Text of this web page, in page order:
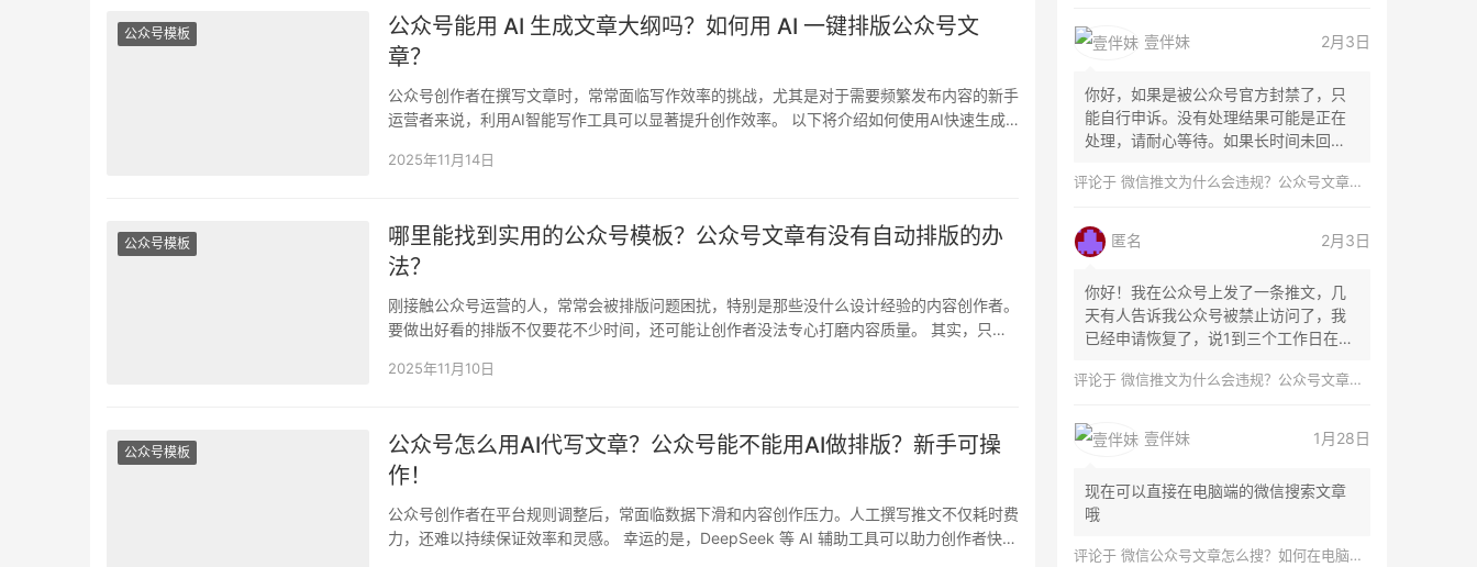
公众号模板
公众号能用 AI 生成文章大纲吗？如何用 AI 一键排版公众号文
章？
公众号创作者在撰写文章时，常常面临写作效率的挑战，尤其是对于需要频繁发布内容的新手
运营者来说，利用AI智能写作工具可以显著提升创作效率。 以下将介绍如何使用AI快速生成
2025年11月14日
公众号模板
哪里能找到实用的公众号模板？公众号文章有没有自动排版的办
法？
刚接触公众号运营的人，常常会被排版问题困扰，特别是那些没什么设计经验的内容创作者。
要做出好看的排版不仅要花不少时间，还可能让创作者没法专心打磨内容质量。 其实，只要
2025年11月10日
公众号模板
公众号怎么用AI代写文章？公众号能不能用AI做排版？新手可操
作！
公众号创作者在平台规则调整后，常面临数据下滑和内容创作压力。人工撰写推文不仅耗时费
力，还难以持续保证效率和灵感。 幸运的是，DeepSeek 等 AI 辅助工具可以助力创作者快速
壹伴妹 2月3日
你好，如果是被公众号官方封禁了，只
能自行申诉。没有处理结果可能是正在
处理，请耐心等待。如果长时间未回
评论于 微信推文为什么会违规？公众号文章怎么检测是否违规？
匿名 2月3日
你好！我在公众号上发了一条推文，几
天有人告诉我公众号被禁止访问了，我
已经申请恢复了，说1到三个工作日在微
评论于 微信推文为什么会违规？公众号文章怎么检测是否违规？
壹伴妹 1月28日
现在可以直接在电脑端的微信搜索文章
哦
评论于 微信公众号文章怎么搜？如何在电脑上搜索公众号文章？